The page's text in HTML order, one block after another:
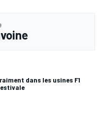
dans les usines F1